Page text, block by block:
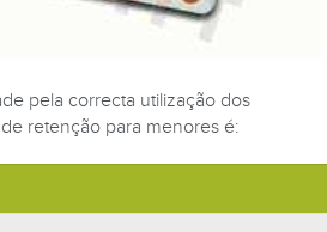
pela correcta utilização dos
retenção para menores é: